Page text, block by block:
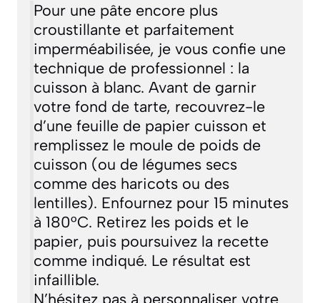
Pour une pâte encore plus
croustillante et parfaitement
imperméabilisée, je vous confie une
technique de professionnel : la
cuisson à blanc. Avant de garnir
votre fond de tarte, recouvrez-le
d’une feuille de papier cuisson et
remplissez le moule de poids de
cuisson (ou de légumes secs
comme des haricots ou des
lentilles). Enfournez pour 15 minutes
à 180°C. Retirez les poids et le
papier, puis poursuivez la recette
comme indiqué. Le résultat est
infaillible.
N’hésitez pas à personnaliser votre